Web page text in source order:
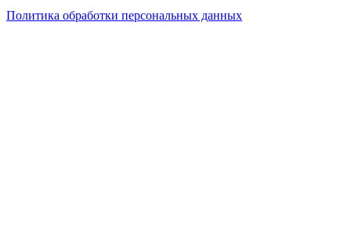
Политика обработки персональных данных